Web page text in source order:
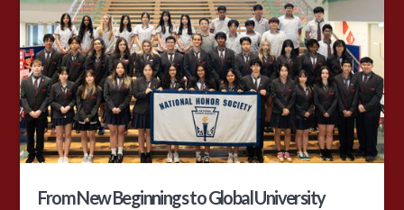
From New Beginnings to Global University